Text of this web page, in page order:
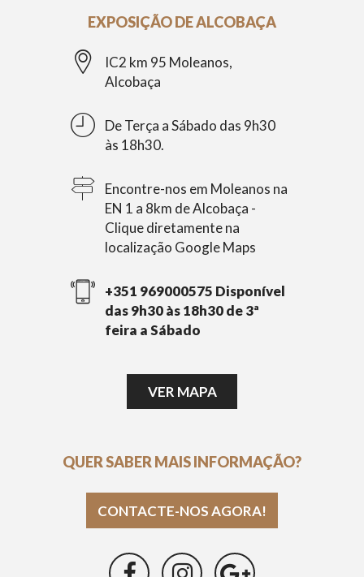
EXPOSIÇÃO DE ALCOBAÇA
IC2 km 95 Moleanos,
Alcobaça
De Terça a Sábado das 9h30
às 18h30.
Encontre-nos em Moleanos na
EN 1 a 8km de Alcobaça -
Clique diretamente na
localização Google Maps
+351 969000575 Disponível
das 9h30 às 18h30 de 3ª
feira a Sábado
VER MAPA
QUER SABER MAIS INFORMAÇÃO?
CONTACTE-NOS AGORA!